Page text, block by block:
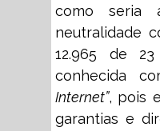
como seria
neutralidade
12.965 de
conhecida
Internet”, pois
garantias e